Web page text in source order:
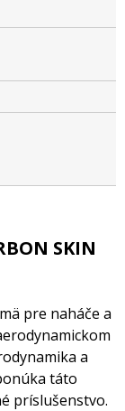
SKIN
pre naháče a
a
táto
príslušenstvo.